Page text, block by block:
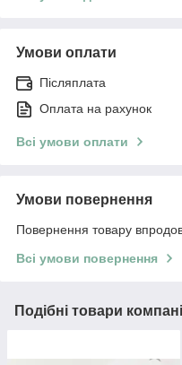
Умови оплати
Післяплата
Оплата на рахунок
Всі умови оплати
Умови повернення
Повернення товару
Всі умови повернення
Подібні товари